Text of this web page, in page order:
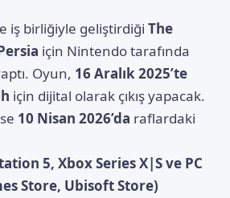
iş birliğiyle geliştirdiği The
için Nintendo tarafında
Oyun, 16 Aralık 2025’te
için dijital olarak çıkış yapacak.
10 Nisan 2026’da raflardaki
5, Xbox Series X|S ve PC
Store, Ubisoft Store)